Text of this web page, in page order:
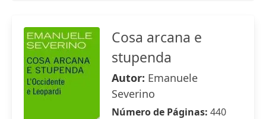
Cosa arcana e
stupenda
Autor: Emanuele
Severino
Número de Páginas: 440